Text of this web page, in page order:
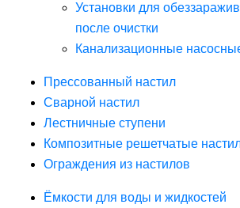
Установки для
после очистки
Канализационные
Прессованный настил
Сварной настил
Лестничные ступени
Композитные решетчатые
Ограждения из настилов
Ёмкости для воды и жидкостей